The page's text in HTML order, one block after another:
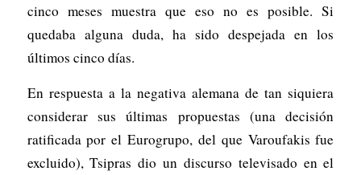
cinco meses muestra que eso no es posible. Si
quedaba alguna duda, ha sido despejada en los
últimos cinco días.
En respuesta a la negativa alemana de tan siquiera
considerar sus últimas propuestas (una decisión
ratificada por el Eurogrupo, del que Varoufakis fue
excluido), Tsipras dio un discurso televisado en el